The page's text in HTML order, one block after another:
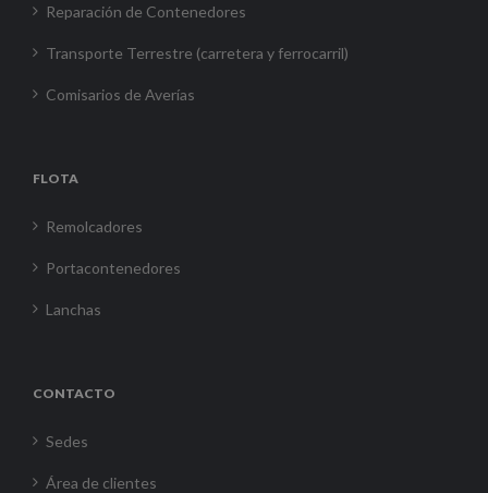
Reparación de Contenedores
Transporte Terrestre (carretera y ferrocarril)
Comisarios de Averías
FLOTA
Remolcadores
Portacontenedores
Lanchas
CONTACTO
Sedes
Área de clientes